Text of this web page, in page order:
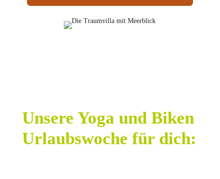
Unsere Yoga und Biken
Urlaubswoche für dich: